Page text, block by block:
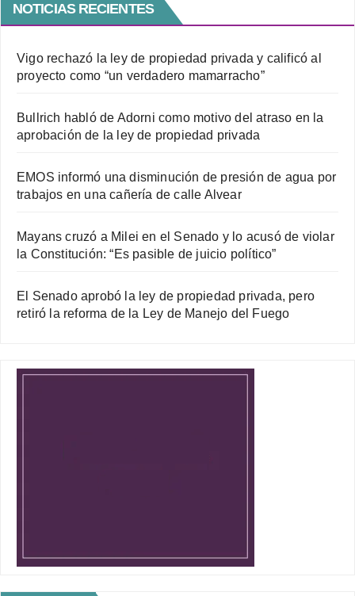
NOTICIAS RECIENTES
Vigo rechazó la ley de propiedad privada y calificó al
proyecto como “un verdadero mamarracho”
Bullrich habló de Adorni como motivo del atraso en la
aprobación de la ley de propiedad privada
EMOS informó una disminución de presión de agua por
trabajos en una cañería de calle Alvear
Mayans cruzó a Milei en el Senado y lo acusó de violar
la Constitución: “Es pasible de juicio político”
El Senado aprobó la ley de propiedad privada, pero
retiró la reforma de la Ley de Manejo del Fuego